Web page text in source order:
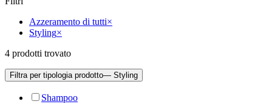
Azzeramento di tutti×
Styling×
4 prodotti trovato
Filtra per tipologia prodotto— Styling
Shampoo